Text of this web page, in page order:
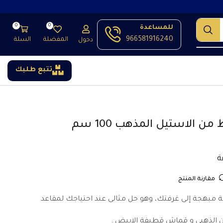
للمساعدة
966581916240 دخول
0
المفضلة
0
السلة
تتبع طلبك
المذهب 100 سم
مقارنة المنتج
إلى غرفتك، وهو حل مثالى عند احتياجك لمقاعد